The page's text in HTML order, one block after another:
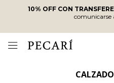
10% OFF CON
comunicarse
